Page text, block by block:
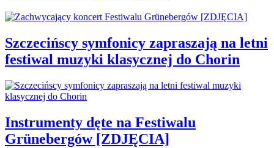
Szczecińscy symfonicy zapraszają na letni
festiwal muzyki klasycznej do Chorin
Instrumenty dęte na Festiwalu
Grünebergów [ZDJĘCIA]